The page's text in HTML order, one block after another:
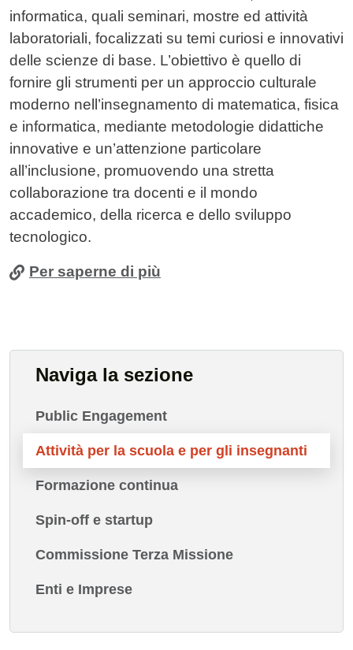
informatica, quali seminari, mostre ed attività
laboratoriali, focalizzati su temi curiosi e innovativi
delle scienze di base. L’obiettivo è quello di
fornire gli strumenti per un approccio culturale
moderno nell’insegnamento di matematica, fisica
e informatica, mediante metodologie didattiche
innovative e un’attenzione particolare
all’inclusione, promuovendo una stretta
collaborazione tra docenti e il mondo
accademico, della ricerca e dello sviluppo
tecnologico.
Per saperne di più
Naviga la sezione
Public Engagement
Attività per la scuola e per gli insegnanti
Formazione continua
Spin-off e startup
Commissione Terza Missione
Enti e Imprese